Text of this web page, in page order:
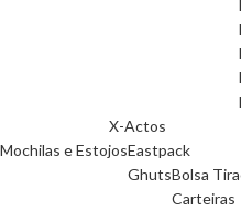
X-Actos
Mochilas e EstojosEastpack
GhutsBolsa
Carteiras